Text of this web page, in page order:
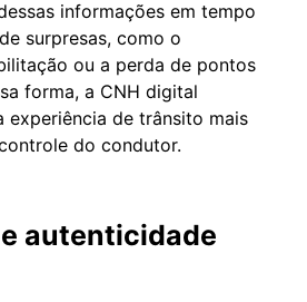
informações em tempo
surpresas, como o
ou a perda de pontos
forma, a CNH digital
experiência de trânsito mais
do condutor.
autenticidade